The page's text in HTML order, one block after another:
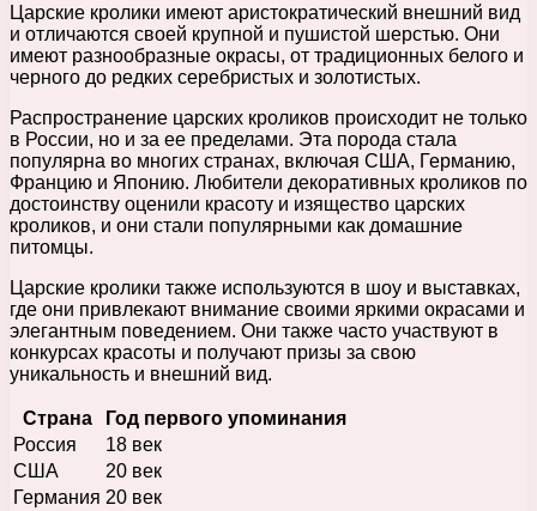
Царские кролики имеют аристократический внешний вид
и отличаются своей крупной и пушистой шерстью. Они
имеют разнообразные окрасы, от традиционных белого и
черного до редких серебристых и золотистых.
Распространение царских кроликов происходит не только
в России, но и за ее пределами. Эта порода стала
популярна во многих странах, включая США, Германию,
Францию и Японию. Любители декоративных кроликов по
достоинству оценили красоту и изящество царских
кроликов, и они стали популярными как домашние
питомцы.
Царские кролики также используются в шоу и выставках,
где они привлекают внимание своими яркими окрасами и
элегантным поведением. Они также часто участвуют в
конкурсах красоты и получают призы за свою
уникальность и внешний вид.
Страна
Год первого упоминания
Россия
18 век
США
20 век
Германия 20 век